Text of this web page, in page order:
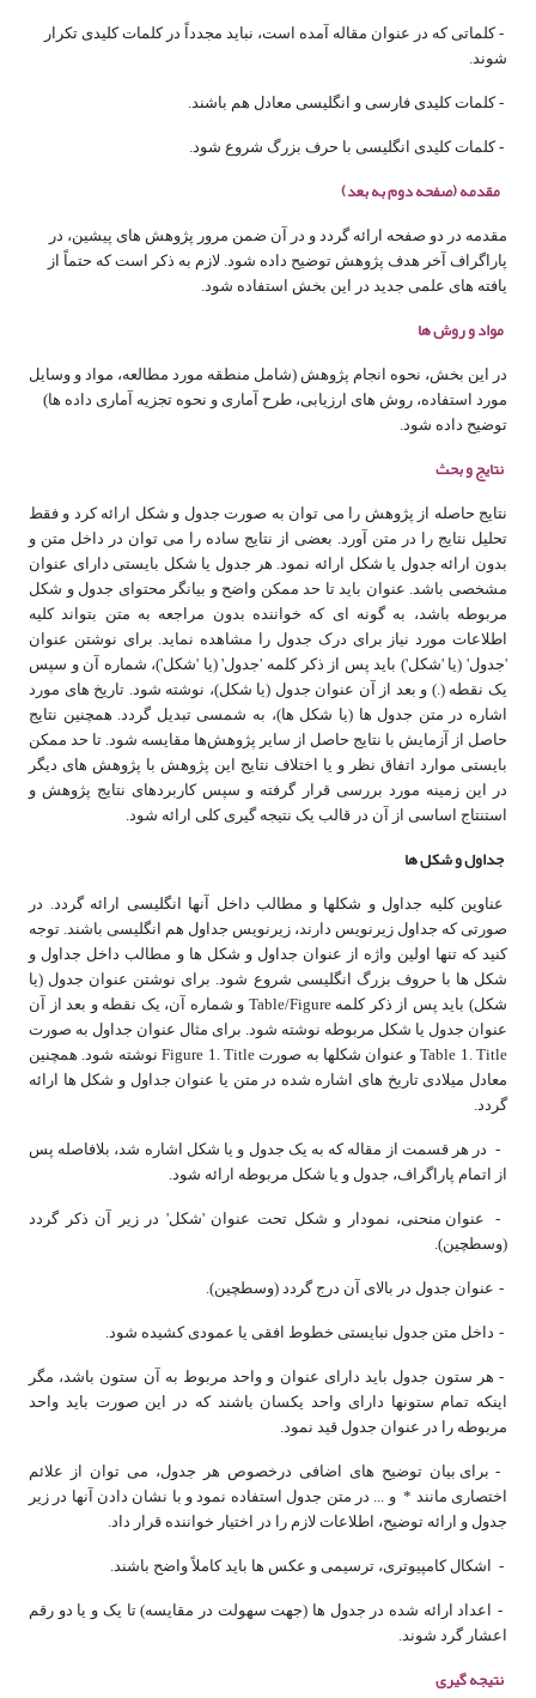
- کلماتی که در عنوان مقاله آمده است، نباید مجدداً در کلمات کلیدی تکرار
شوند.
- کلمات کلیدی فارسی و انگلیسی معادل هم باشند.
- کلمات کلیدی انگلیسی با حرف بزرگ شروع شود.
مقدمه (صفحه دوم به بعد)
مقدمه در دو صفحه ارائه گردد و در آن ضمن مرور پژوهش­ های پیشین، در
پاراگراف آخر هدف پژوهش توضیح داده شود. لازم به ذکر است که حتماً از
یافته های علمی جدید در این بخش استفاده شود.
مواد و روش­ ها
در این بخش، نحوه انجام پژوهش (شامل منطقه مورد مطالعه، مواد و وسایل
مورد استفاده، روش ­های ارزیابی، طرح آماری و نحوه تجزیه آماری داده ­ها)
توضیح داده شود.
نتایج و بحث
نتایج حاصله از پژوهش را می ­توان به صورت جدول و شکل ارائه کرد و فقط
تحلیل نتایج را در متن آورد. بعضی از نتایج ساده را می ­توان در داخل متن و
بدون ارائه جدول یا شکل ارائه نمود. هر جدول یا شکل بایستی دارای عنوان
مشخصی باشد. عنوان باید تا حد ممکن واضح و بیان­گر محتوای جدول و شکل
مربوطه باشد، به گونه­ ای که خواننده بدون مراجعه به متن بتواند کلیه
اطلاعات مورد نیاز برای درک جدول را مشاهده نماید. برای نوشتن عنوان
'جدول' (یا 'شکل') باید پس از ذکر کلمه 'جدول' (یا 'شکل')، شماره آن و سپس
یک نقطه (.) و بعد از آن عنوان جدول (یا شکل)، نوشته شود. تاریخ­ های مورد
اشاره در متن جدول ­ها (یا شکل­ ها)، به شمسی تبدیل گردد. همچنین نتایج
حاصل از آزمایش با نتایج حاصل از سایر پژوهش‌ها مقایسه شود. تا حد ممکن
بایستی موارد اتفاق نظر و یا اختلاف نتایج این پژوهش با پژوهش ­های دیگر
در این زمینه مورد بررسی قرار گرفته و سپس کاربردهای نتایج پژوهش و
استنتاج اساسی از آن در قالب یک نتیجه­ گیری کلی ارائه شود.
جداول و شکل­ ها
عناوین کلیه جداول و شکل­ها و مطالب داخل آن­ها انگلیسی ارائه گردد. در
صورتی که جداول زیرنویس دارند، زیرنویس جداول هم انگلیسی باشند. توجه
کنید که تنها اولین واژه از عنوان جداول و شکل ها و مطالب داخل جداول و
شکل ها با حروف بزرگ انگلیسی شروع شود. برای نوشتن عنوان جدول (یا
شکل) باید پس از ذکر کلمه Table/Figure و شماره آن، یک نقطه و بعد از آن
عنوان جدول یا شکل مربوطه نوشته شود. برای مثال عنوان جداول به صورت
Table 1. Title و عنوان شکل­ها به صورت Figure 1
. Title نوشته شود. همچنین
معادل میلادی تاریخ های اشاره شده در متن یا عنوان جداول و شکل­ ها ارائه
گردد.
- در هر قسمت از مقاله که به یک جدول و یا شکل اشاره شد، بلافاصله پس
از اتمام پاراگراف، جدول و یا شکل مربوطه ارائه شود.
-
عنوان منحنی، نمودار و شکل­ تحت عنوان 'شکل' در زیر آن ذکر گردد
(وسط­چین).
- عنوان جدول در بالای آن درج گردد (وسط­چین).
- داخل متن جدول نبایستی خطوط افقی یا عمودی کشیده شود.
- هر ستون جدول باید دارای عنوان و واحد مربوط به آن ستون باشد، مگر
این­که تمام ستون­ها دارای واحد یکسان باشند که در این صورت باید واحد
مربوطه را در عنوان جدول قید نمود.
- برای بیان توضیح­ های اضافی درخصوص هر جدول، می ­توان از علائم
اختصاری مانند * و ... در متن جدول استفاده نمود و با نشان دادن آن­ها در زیر
جدول و ارائه توضیح، اطلاعات لازم را در اختیار خواننده قرار داد.
- اشکال کامپیوتری، ترسیمی و عکس ­ها باید کاملاً واضح باشند.
-
اعداد ارائه شده در جدول ­ها (جهت سهولت در مقایسه) تا یک و یا دو رقم
اعشار گرد شوند.
نتیجه گیری